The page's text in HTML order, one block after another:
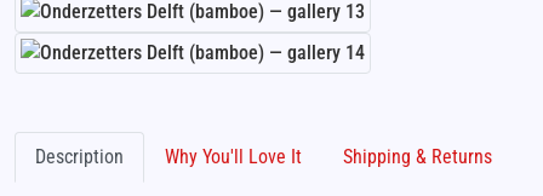
Description Why You'll Love It Shipping & Returns